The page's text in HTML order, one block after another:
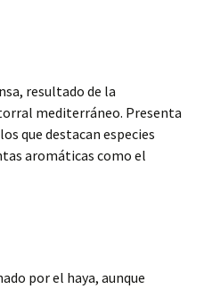
resultado de la
mediterráneo. Presenta
que destacan especies
aromáticas como el
por el haya, aunque